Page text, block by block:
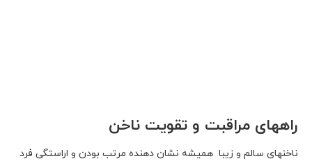
راههای مراقبت و تقویت ناخن
ناخنهای سالم و زیبا همیشه نشان دهنده مرتب بودن و اراستگی فرد